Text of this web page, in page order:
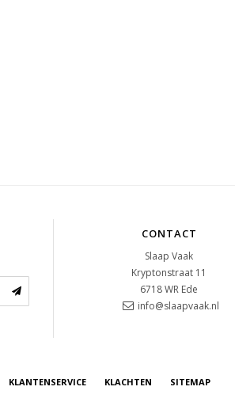
CONTACT
Slaap Vaak
Kryptonstraat 11
6718 WR Ede
info@slaapvaak.nl
KLANTENSERVICE KLACHTEN SITEMAP